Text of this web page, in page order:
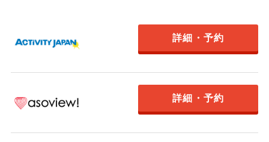
詳細・予約
詳細・予約